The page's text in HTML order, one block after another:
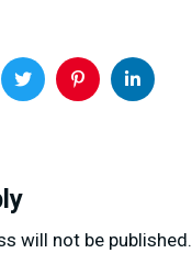
will not be published.